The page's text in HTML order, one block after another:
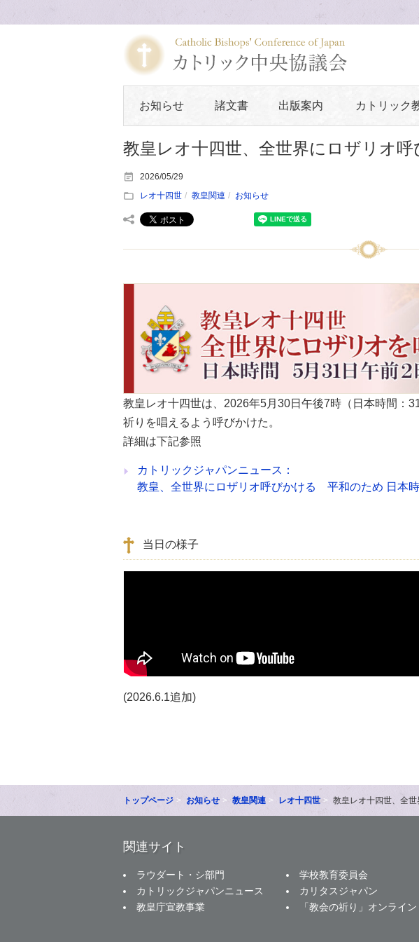
お知らせ 諸文書 出版案内 カトリック
教皇レオ十四世、全世界にロザリオ呼
2026/05/29
レオ十四世
教皇関連 お知らせ
教皇レオ十四世は、2026年5月30日午後7時（日本時間：
祈りを唱えるよう呼びかけた。
詳細は下記参照
カトリックジャパンニュース：
教皇、全世界にロザリオ呼びかける 平和のため 日本
当日の様子
(2026.6.1追加)
トップページ お知らせ 教皇関連 レオ十四世 教皇レオ十四世、全
関連サイト
ラウダート・シ部門
学校教育委員会
カトリックジャパンニュース
カリタスジャパン
教皇庁宣教事業
「教会の祈り」オンライン